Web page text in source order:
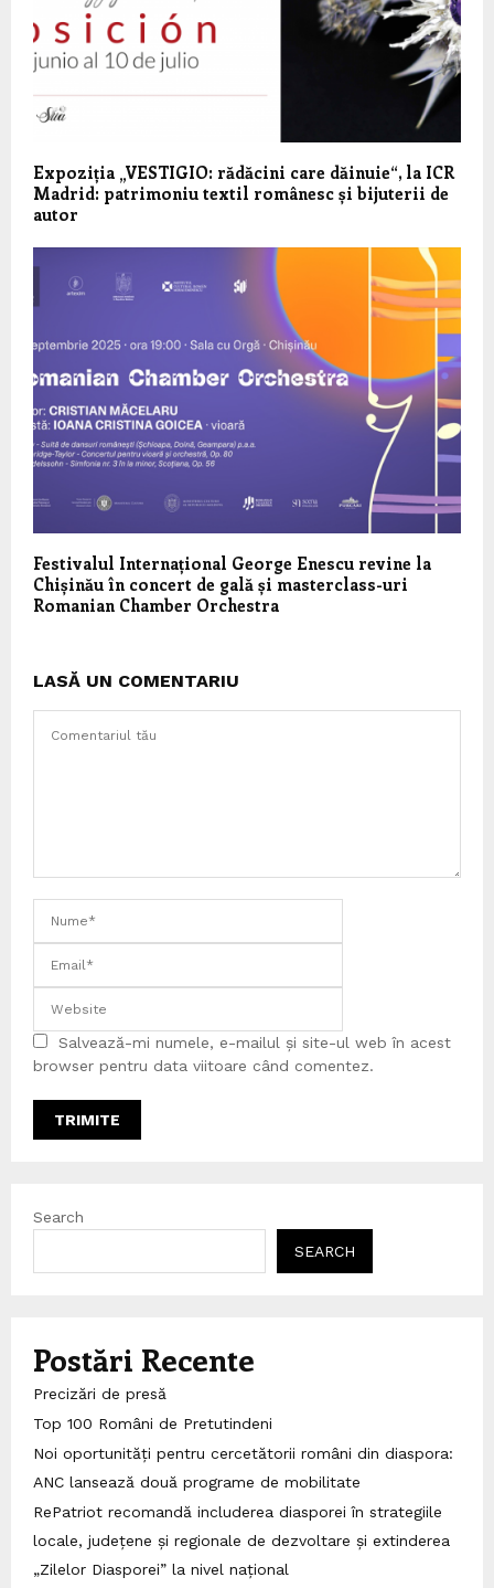
Expoziția „VESTIGIO: rădăcini care dăinuie“, la ICR
Madrid: patrimoniu textil românesc și bijuterii de
autor
Festivalul Internațional George Enescu revine la
Chișinău în concert de gală și masterclass-uri
Romanian Chamber Orchestra
LASĂ UN COMENTARIU
Salvează-mi numele, e-mailul și site-ul web în acest
browser pentru data viitoare când comentez.
Search
SEARCH
Postări Recente
Precizări de presă
Top 100 Români de Pretutindeni
Noi oportunități pentru cercetătorii români din diaspora:
ANC lansează două programe de mobilitate
RePatriot recomandă includerea diasporei în strategiile
locale, județene și regionale de dezvoltare și extinderea
„Zilelor Diasporei” la nivel național